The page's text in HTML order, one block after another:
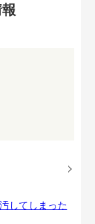
してしまった